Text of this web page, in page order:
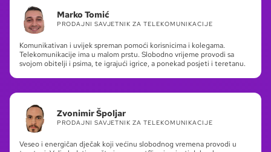
Marko Tomić
PRODAJNI SAVJETNIK ZA TELEKOMUNIKACIJE
Komunikativan i uvijek spreman pomoći korisnicima i kolegama.
Telekomunikacije ima u malom prstu. Slobodno vrijeme provodi sa
svojom obitelji i psima, te igrajući igrice, a ponekad posjeti i teretanu.
Zvonimir Špoljar
PRODAJNI SAVJETNIK ZA TELEKOMUNIKACIJE
Veseo i energičan dječak koji većinu slobodnog vremena provodi u